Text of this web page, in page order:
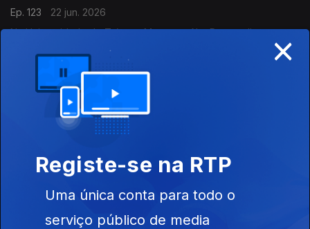
Ep. 123
22 jun. 2026
Na Universidade de Trás-os-Montes e Alto Douro, diversos
realidade virtual para melhorar o ensino de conceitos 3D.
Teresa Amaro
19 jun. 2026
Na Universidade de Aveiro, diversos investigadores estão a
Verde.
Carolina Marques
18 jun. 2026
×
Registe-se na RTP
Uma única conta para todo o
serviço público de media